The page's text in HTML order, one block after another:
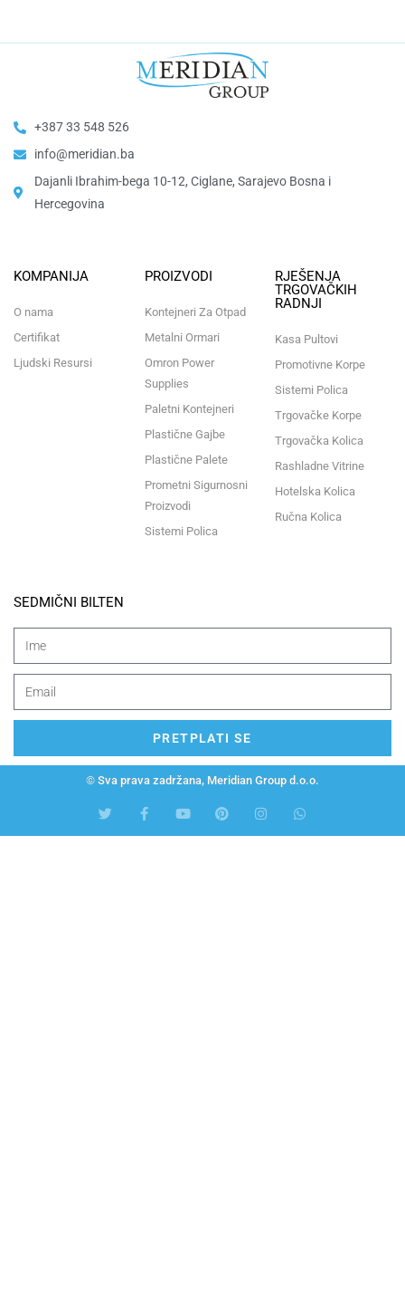
+387 33 548 526
info@meridian.ba
Dajanli Ibrahim-bega 10-12, Ciglane, Sarajevo Bosna i
Hercegovina​
KOMPANIJA
O nama
Certifikat
Ljudski Resursi
PROIZVODI
Kontejneri Za Otpad
Metalni Ormari
Omron Power
Supplies
Paletni Kontejneri
Plastične Gajbe
Plastične Palete
Prometni Sigurnosni
Proizvodi
Sistemi Polica
RJEŠENJA
TRGOVAČKIH
RADNJI
Kasa Pultovi
Promotivne Korpe
Sistemi Polica
Trgovačke Korpe
Trgovačka Kolica
Rashladne Vitrine
Hotelska Kolica
Ručna Kolica
SEDMIČNI BILTEN
PRETPLATI SE
© Sva prava zadržana, Meridian Group d.o.o.